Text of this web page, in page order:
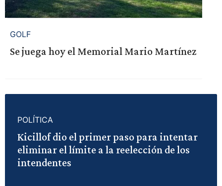
GOLF
Se juega hoy el Memorial Mario Martínez
POLÍTICA
Kicillof dio el primer paso para intentar
eliminar el límite a la reelección de los
intendentes